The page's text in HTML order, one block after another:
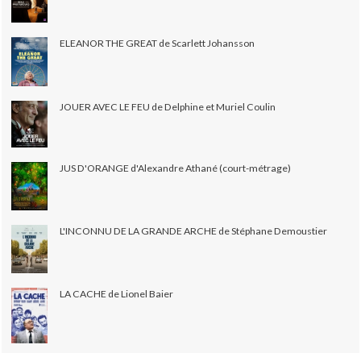
ELEANOR THE GREAT de Scarlett Johansson
JOUER AVEC LE FEU de Delphine et Muriel Coulin
JUS D'ORANGE d'Alexandre Athané (court-métrage)
L'INCONNU DE LA GRANDE ARCHE de Stéphane Demoustier
LA CACHE de Lionel Baier